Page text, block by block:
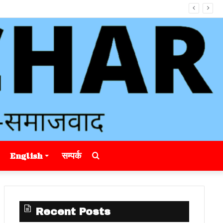
English सम्पर्क Search
for
Recent Posts